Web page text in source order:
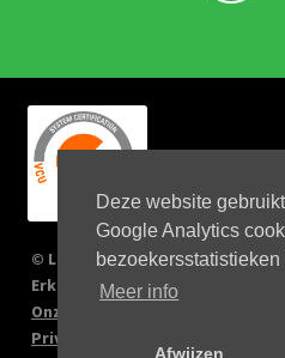
Deze website
Google Analytics
Meer info
Afwijzen
© Link 4 Jobs 2023
Erkenningsnr: 2167/U
Onze verplichtingen
Privacy Policy